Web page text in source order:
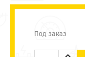
Под заказ